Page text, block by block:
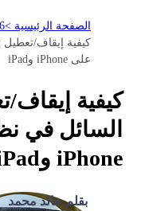
الصفحة الرئيسية >
على iPhone وiPad 【سهل وسريع】
كيفية
iPhone وiPad 【سهل وسريع】
بقلم خالد محمد